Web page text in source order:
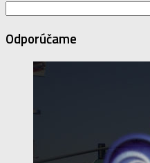
Odporúčame